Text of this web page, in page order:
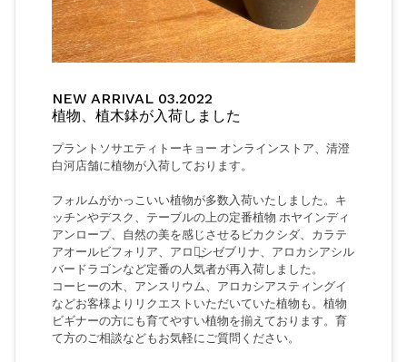
NEW ARRIVAL 03.2022
植物、植木鉢が入荷しました
プラントソサエティトーキョー オンラインストア、清澄
白河店舗に植物が入荷しております。
フォルムがかっこいい植物が多数入荷いたしました。キ
ッチンやデスク、テーブルの上の定番植物 ホヤインディ
アンロープ、自然の美を感じさせるビカクシダ、カラテ
アオールビフォリア、アロカ̪シゼブリナ、アロカシアシル
バードラゴンなど定番の人気者が再入荷しました。
コーヒーの木、アンスリウム、アロカシアスティングイ
などお客様よりリクエストいただいていた植物も。植物
ビギナーの方にも育てやすい植物を揃えております。育
て方のご相談などもお気軽にご質問ください。